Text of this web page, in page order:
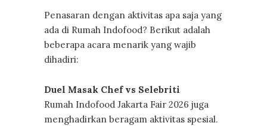
Penasaran dengan aktivitas apa saja yang
ada di Rumah Indofood? Berikut adalah
beberapa acara menarik yang wajib
dihadiri:
Duel Masak Chef vs Selebriti
Rumah Indofood Jakarta Fair 2026 juga
menghadirkan beragam aktivitas spesial.